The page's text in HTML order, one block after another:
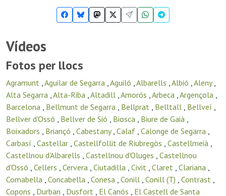
Vídeos
Fotos per llocs
Agramunt ,Aguilar de Segarra ,Aguiló ,Albarells ,Albió ,Aleny,
Alta Segarra ,Alta-Riba ,Altadill ,Amorós ,Arbeca ,Argençola ,
Barcelona , Bellmunt de Segarra , Bellprat , Belltall , Bellveí ,
Bellver d'Ossó , Bellver de Sió , Biosca , Biure de Gaià ,
Boixadors , Briançó , Cabestany, Calaf , Calonge de Segarra ,
Carbasí , Castellar , Castellfollit de Riubregòs , Castellmeià ,
Castellnou d'Albarells , Castellnou d'Oluges , Castellnou
d'Ossó , Cellers , Cervera , Ciutadilla , Civit , Claret , Clariana ,
Comabella , Concabella , Conesa , Conill , Conill (T) , Contrast ,
Copons , Durban , Dusfort , El Canós , El Castell de Santa